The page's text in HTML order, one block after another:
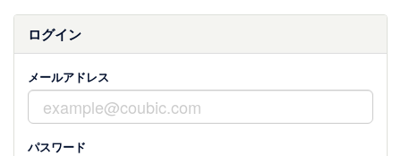
ログイン
メールアドレス
パスワード